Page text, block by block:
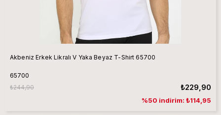
Akbeniz Erkek Likralı V Yaka Beyaz T-Shirt 65700
65700
₺229,90
₺244,90
%50 indirim: ₺114,95